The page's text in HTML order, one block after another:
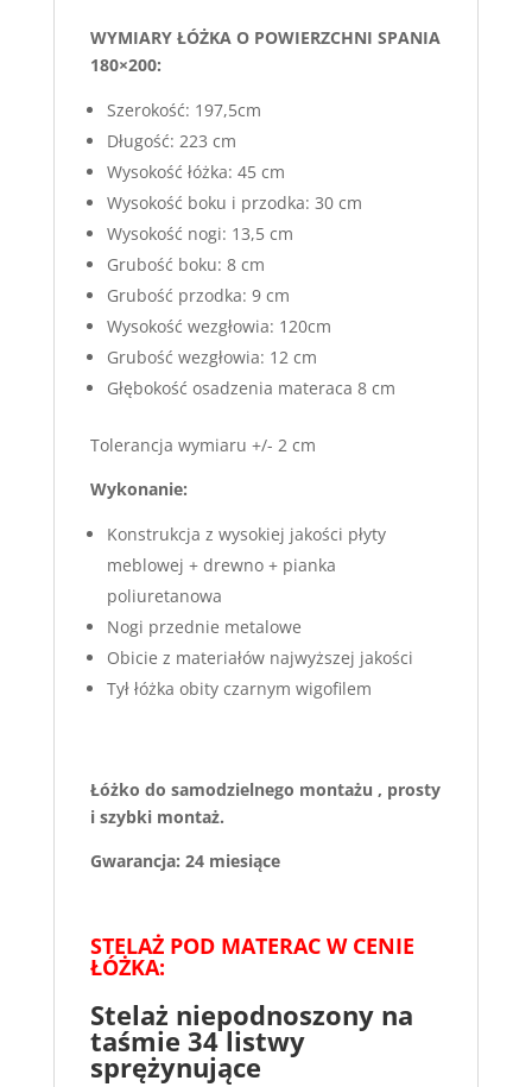
WYMIARY ŁÓŻKA O POWIERZCHNI SPANIA
180×200:
Szerokość: 197,5cm
Długość: 223 cm
Wysokość łóżka: 45 cm
Wysokość boku i przodka: 30 cm
Wysokość nogi: 13,5 cm
Grubość boku: 8 cm
Grubość przodka: 9 cm
Wysokość wezgłowia: 120cm
Grubość wezgłowia: 12 cm
Głębokość osadzenia materaca 8 cm
Tolerancja wymiaru +/- 2 cm
Wykonanie:
Konstrukcja z wysokiej jakości płyty
meblowej + drewno + pianka
poliuretanowa
Nogi przednie metalowe
Obicie z materiałów najwyższej jakości
Tył łóżka obity czarnym wigofilem
Łóżko do samodzielnego montażu , prosty
i szybki montaż.
Gwarancja: 24 miesiące
STELAŻ POD MATERAC W CENIE
ŁÓŻKA:
Stelaż niepodnoszony na
taśmie 34 listwy
sprężynujące